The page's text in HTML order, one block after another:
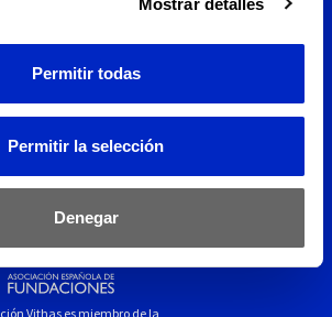
Permitir todas
Permitir la selección
Denegar
Vithas es miembro de la